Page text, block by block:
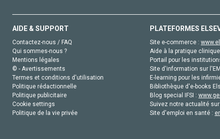
AIDE & SUPPORT
Contactez-nous / FAQ
Qui sommes-nous ?
Mentions légales
© - Avertissements
Termes et conditions d'utilisation
Politique rédactionnelle
Politique publicitaire
Cookie settings
Politique de la vie privée
PLATEFORMES
Site e-commerce :
Aide à la pratique
Portail pour les
Site d'information sur
E-learning pour les
Bibliothèque d'e-books
Blog special IFSI :
Suivez notre actualité
Site d'emploi en santé :